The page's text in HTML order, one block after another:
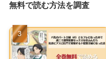
無料で読む方法を調査